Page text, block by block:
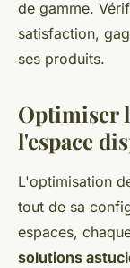
de gamme.
satisfaction,
ses produits.
Optimiser
l'espace
L'optimisation
tout de sa
espaces,
solutions